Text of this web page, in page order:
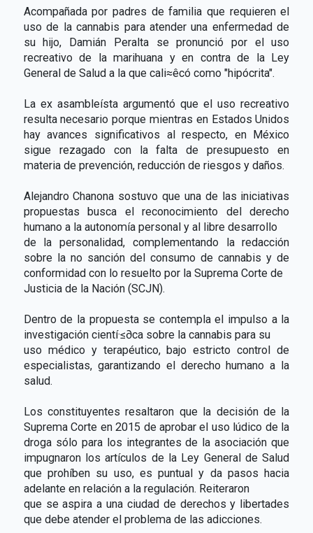
Acompañada por padres de familia que requieren el
uso de la cannabis para atender una enfermedad de
su hijo, Damián Peralta se pronunció por el uso
recreativo de la marihuana y en contra de la Ley
General de Salud a la que cali≈êcó como "hipócrita".
La ex asambleísta argumentó que el uso recreativo
resulta necesario porque mientras en Estados Unidos
hay avances significativos al respecto, en México
sigue rezagado con la falta de presupuesto en
materia de prevención, reducción de riesgos y daños.
Alejandro Chanona sostuvo que una de las iniciativas
propuestas busca el reconocimiento del derecho
humano a la autonomía personal y al libre desarrollo
de la personalidad, complementando la redacción
sobre la no sanción del consumo de cannabis y de
conformidad con lo resuelto por la Suprema Corte de
Justicia de la Nación (SCJN).
Dentro de la propuesta se contempla el impulso a la
investigación cientí·≤∂ca sobre la cannabis para su
uso médico y terapéutico, bajo estricto control de
especialistas, garantizando el derecho humano a la
salud.
Los constituyentes resaltaron que la decisión de la
Suprema Corte en 2015 de aprobar el uso lúdico de la
droga sólo para los integrantes de la asociación que
impugnaron los artículos de la Ley General de Salud
que prohíben su uso, es puntual y da pasos hacia
adelante en relación a la regulación. Reiteraron
que se aspira a una ciudad de derechos y libertades
que debe atender el problema de las adicciones.